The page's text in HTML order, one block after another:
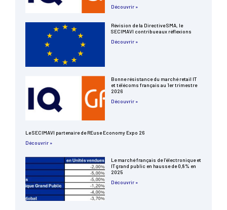
Découvrir »
Révision de la Directive SMA, le
SECIMAVI contribue aux réflexions
Découvrir »
Bonne résistance du marché retail IT
et télécoms français au 1er trimestre
2026
Découvrir »
Le SECIMAVI partenaire de REuse Economy Expo 26
Découvrir »
Le marché français de l’électronique et
IT grand public en hausse de 0,8% en
2025
Découvrir »